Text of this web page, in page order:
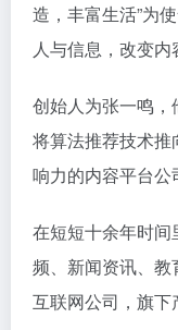
造，丰富生活”为
人与信息，改变内
创始人为张一鸣
将算法推荐技术
响力的内容平台公
在短短十余年时
频、新闻资讯、
互联网公司，旗下